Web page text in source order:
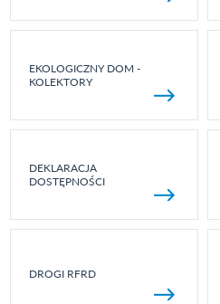
EKOLOGICZNY DOM -
KOLEKTORY
DEKLARACJA
DOSTĘPNOŚCI
DROGI RFRD